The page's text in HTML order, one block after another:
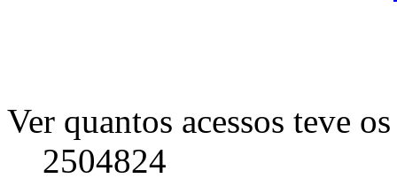
Ver quantos acessos teve
2504824